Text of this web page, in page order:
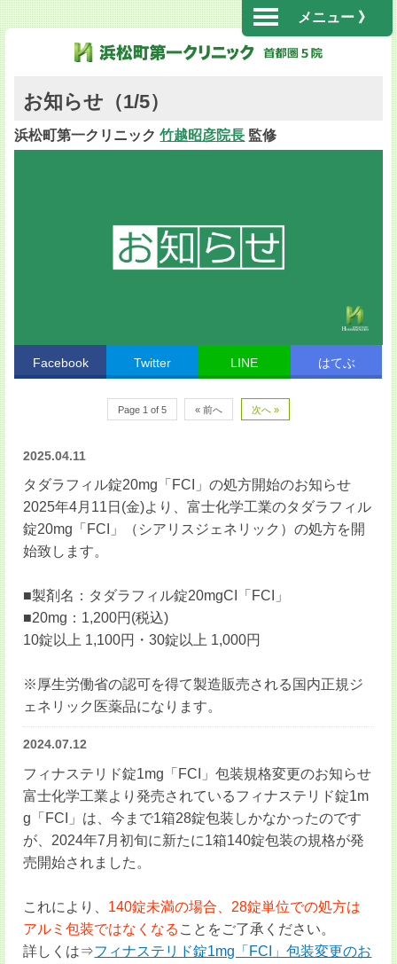
メニュー 》
お知らせ（1/5）
浜松町第一クリニック竹越昭彦院長 監修
Facebook Twitter LINE はてぶ
Page 1 of 5 « 前へ 次へ »
2025.04.11
タダラフィル錠20mg「FCI」の処方開始のお知らせ
2025年4月11日(金)より、富士化学工業のタダラフィル
錠20mg「FCI」（シアリスジェネリック）の処方を開
始致します。
■製剤名：タダラフィル錠20mgCI「FCI」
■20mg：1,200円(税込)
10錠以上 1,100円・30錠以上 1,000円
※厚生労働省の認可を得て製造販売される国内正規ジ
ェネリック医薬品になります。
2024.07.12
フィナステリド錠1mg「FCI」包装規格変更のお知らせ
富士化学工業より発売されているフィナステリド錠1m
g「FCI」は、今まで1箱28錠包装しかなかったのです
が、2024年7月初旬に新たに1箱140錠包装の規格が発
売開始されました。
これにより、 140錠未満の場合、28錠単位での処方は
アルミ包装ではなくなる ことをご了承ください。
詳しくは⇒フィナステリド錠1mg「FCI」包装変更のお